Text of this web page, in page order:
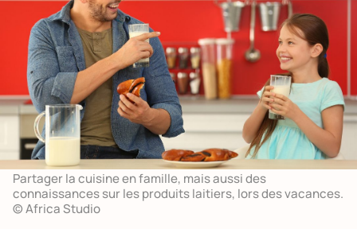
Partager la cuisine en famille, mais aussi des
connaissances sur les produits laitiers, lors des vacances.
© Africa Studio